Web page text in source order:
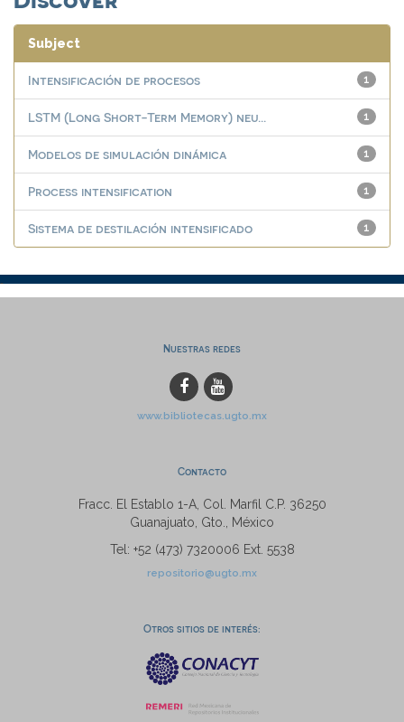
Subject
1
Intensificación de procesos
1
LSTM (Long Short-Term Memory) neu...
1
Modelos de simulación dinámica
1
Process intensification
1
Sistema de destilación intensificado
Nuestras redes
www.bibliotecas.ugto.mx
Contacto
Fracc. El Establo 1-A, Col. Marfil C.P. 36250
Guanajuato, Gto., México
Tel: +52 (473) 7320006 Ext. 5538
repositorio@ugto.mx
Otros sitios de interés: